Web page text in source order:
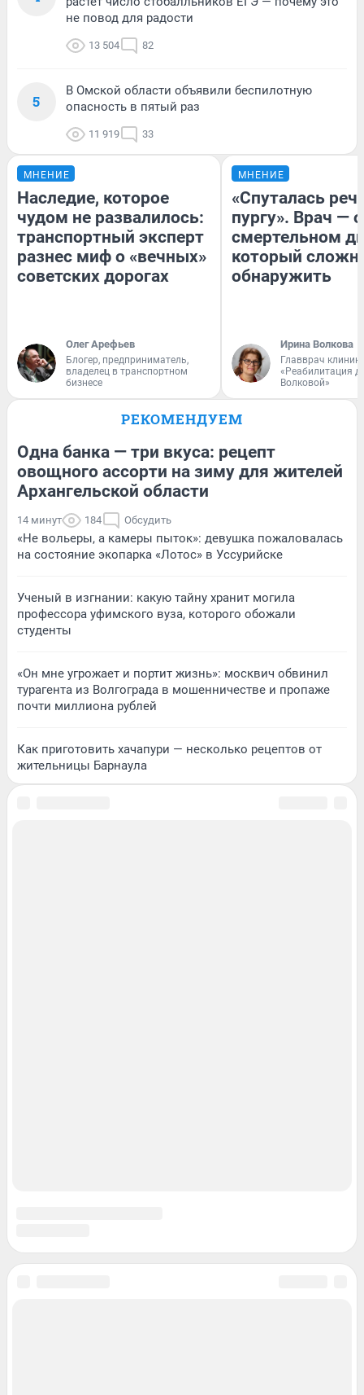
не повод для радости
13 504 82
5
В Омской области объявили беспилотную
опасность в пятый раз
11 919 33
МНЕНИЕ
Наследие, которое
чудом не развалилось:
транспортный эксперт
разнес миф о «вечных»
советских дорогах
Олег Арефьев
Блогер, предприниматель,
владелец в транспортном
бизнесе
МНЕНИЕ
«Спуталась
пургу». Врач — о
смертельном
который
обнаружить
Ирина Волкова
Главврач
«Реабилитация
Волковой»
РЕКОМЕНДУЕМ
Одна банка — три вкуса: рецепт
овощного ассорти на зиму для жителей
Архангельской области
14 минут 184 Обсудить
«Не вольеры, а камеры пыток»: девушка пожаловалась
на состояние экопарка «Лотос» в Уссурийске
Ученый в изгнании: какую тайну хранит могила
профессора уфимского вуза, которого обожали
студенты
«Он мне угрожает и портит жизнь»: москвич обвинил
турагента из Волгограда в мошенничестве и пропаже
почти миллиона рублей
Как приготовить хачапури — несколько рецептов от
жительницы Барнаула